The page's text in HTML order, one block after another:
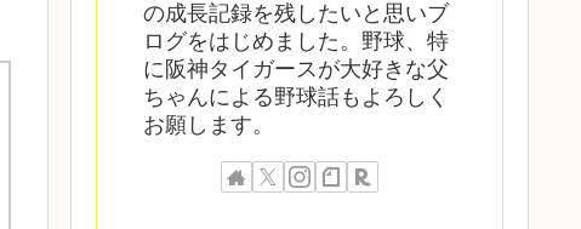
の成長記録を残したいと思いブ
ログをはじめました。野球、特
に阪神タイガースが大好きな父
ちゃんによる野球話もよろしく
お願します。